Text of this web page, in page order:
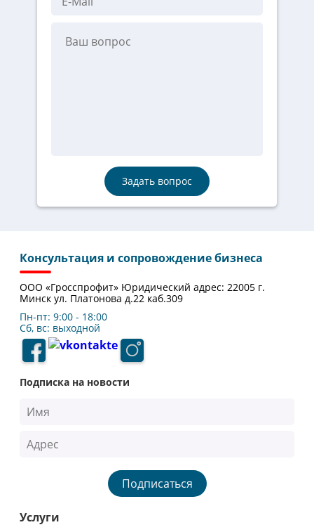
Задать вопрос
Консультация и сопровождение бизнеса
ООО «Гросспрофит» Юридический адрес: 22005 г.
Минск ул. Платонова д.22 каб.309
Пн-пт: 9:00 - 18:00
Сб, вс: выходной
Услуги
Подписка на новости
Подписаться